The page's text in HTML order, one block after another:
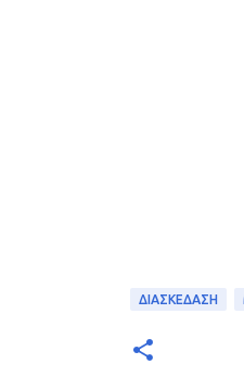
ΔΙΑΣΚΕΔΑΣΗ